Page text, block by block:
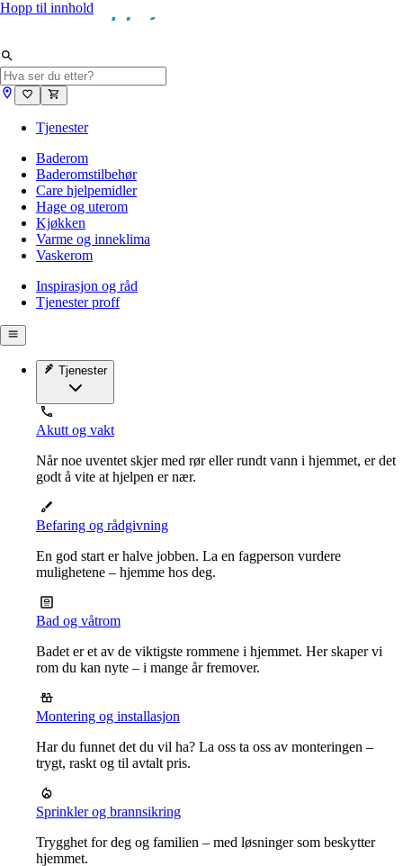
Hopp til innhold
Tjenester
Baderom
Baderomstilbehør
Care hjelpemidler
Hage og uterom
Kjøkken
Varme og inneklima
Vaskerom
Inspirasjon og råd
Tjenester proff
Tjenester
Akutt og vakt
Når noe uventet skjer med rør eller rundt vann i hjemmet, er det
godt å vite at hjelpen er nær.
Befaring og rådgivning
En god start er halve jobben. La en fagperson vurdere
mulighetene – hjemme hos deg.
Bad og våtrom
Badet er et av de viktigste rommene i hjemmet. Her skaper vi
rom du kan nyte – i mange år fremover.
Montering og installasjon
Har du funnet det du vil ha? La oss ta oss av monteringen –
trygt, raskt og til avtalt pris.
Sprinkler og brannsikring
Trygghet for deg og familien – med løsninger som beskytter
hjemmet.